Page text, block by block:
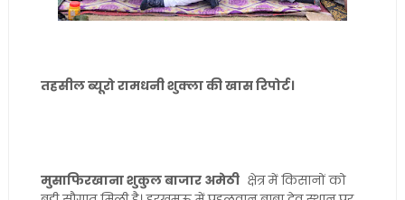
तहसील ब्यूरो रामधनी शुक्ला की खास रिपोर्ट।
मुसाफिरखाना शुकुल बाजार अमेठीक्षेत्र में किसानों को